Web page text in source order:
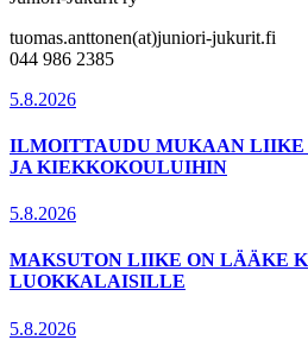
tuomas.anttonen(at)juniori-jukurit.fi
044 986 2385
5.8.2026
ILMOITTAUDU MUKAAN
JA KIEKKOKOULUIHIN
5.8.2026
MAKSUTON LIIKE ON LÄÄKE
LUOKKALAISILLE
5.8.2026